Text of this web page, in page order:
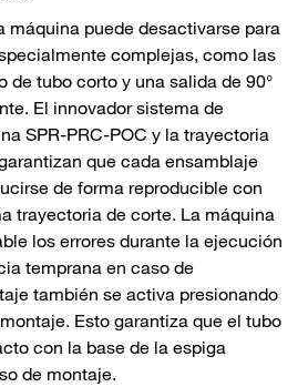
máquina puede desactivarse para
complejas, como las
de tubo corto y una salida de 90°
El innovador sistema de
SPR-PRC-POC y la trayectoria
que cada ensamblaje
de forma reproducible con
trayectoria de corte. La máquina
los errores durante la ejecución
temprana en caso de
también se activa presionando
Esto garantiza que el tubo
con la base de la espiga
de montaje.